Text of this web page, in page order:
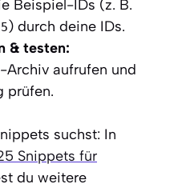
Beispiel-IDs (z. B.
) durch deine IDs.
& testen:
Archiv aufrufen und
prüfen.
suchst: In
Snippets für
du weitere